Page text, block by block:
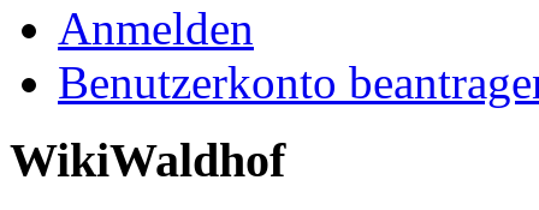
Anmelden
Benutzerkonto
WikiWaldhof